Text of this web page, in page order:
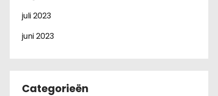
juli 2023
juni 2023
Categorieën